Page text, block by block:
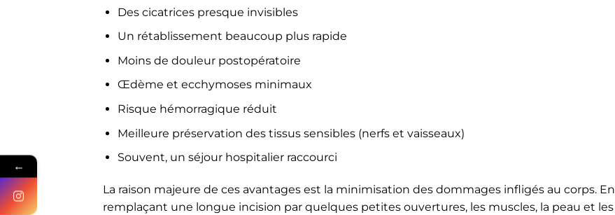
Des cicatrices presque invisibles
Un rétablissement beaucoup plus rapide
Moins de douleur postopératoire
Œdème et ecchymoses minimaux
Risque hémorragique réduit
Meilleure préservation des tissus sensibles (nerfs et vaisseaux)
Souvent, un séjour hospitalier raccourci
La raison majeure de ces avantages est la minimisation des dommages infligés au corps. En
remplaçant une longue incision par quelques petites ouvertures, les muscles, la peau et les
←